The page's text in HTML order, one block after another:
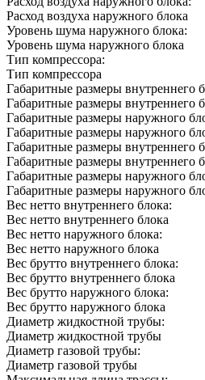
Расход воздуха наружного блока
Уровень шума наружного блока:
Уровень шума наружного блока
Тип компрессора:
Тип компрессора
Габаритные размеры
Габаритные размеры
Габаритные размеры наружного
Габаритные размеры наружного
Габаритные размеры внутреннего
Габаритные размеры
Габаритные размеры наружного
Габаритные размеры наружного
Вес нетто внутреннего блока:
Вес нетто внутреннего блока
Вес нетто наружного блока:
Вес нетто наружного блока
Вес брутто внутреннего блока:
Вес брутто внутреннего блока
Вес брутто наружного блока:
Вес брутто наружного блока
Диаметр жидкостной трубы:
Диаметр жидкостной трубы
Диаметр газовой трубы:
Диаметр газовой трубы